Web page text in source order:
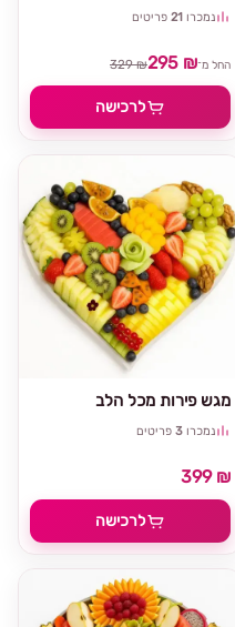
נמכרו 21 פריטים
החל מ־295 ₪
329 ₪
לרכישה
מגש פירות מכל הלב
נמכרו 3 פריטים
399 ₪
לרכישה